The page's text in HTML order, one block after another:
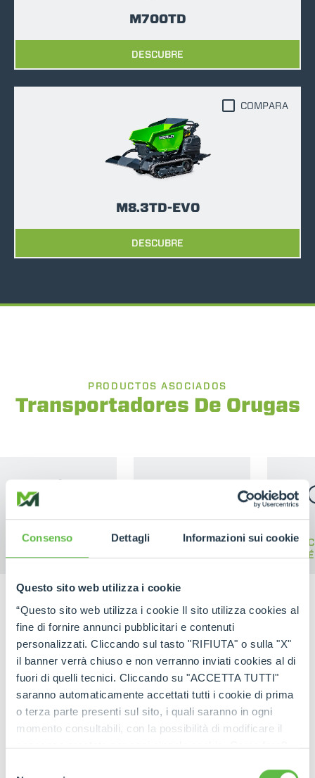
Consenso Dettagli Informazioni sui cookie
Questo sito web utilizza i cookie
“Questo sito web utilizza i cookie Il sito utilizza cookies al
fine di fornire annunci pubblicitari e contenuti
personalizzati. Cliccando sul tasto "RIFIUTA" o sulla "X"
il banner verrà chiuso e non verranno inviati cookies al di
fuori di quelli tecnici. Cliccando su "ACCETTA TUTTI"
saranno automaticamente accettati tutti i cookie di prima
o terza parte presenti sul sito, i quali saranno in ogni
momento consultabili, con la possibilità di modificare il
consenso prestato per ogni singolo cookie. Come fare?
M700TD
DESCUBRE
M8.3TD-EVO
DESCUBRE
COMPARA
PRODUCTOS ASOCIADOS
Transportadores De Orugas
CINGO
MULTIFUNCIÓN
CINGO PORTA
ACCESORIOS